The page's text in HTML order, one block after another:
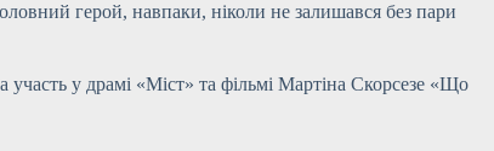
герой, навпаки, ніколи не залишався без пари
у драмі «Міст» та фільмі Мартіна Скорсезе «Що